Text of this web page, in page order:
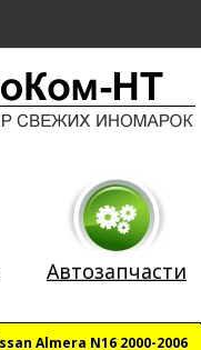
Автозапчасти
Almera N16 2000-2006